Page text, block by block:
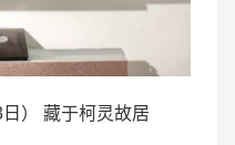
） 藏于柯灵故居